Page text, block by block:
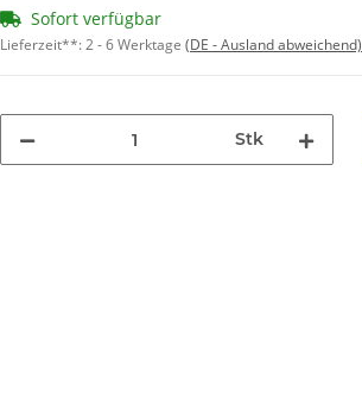
Sofort verfügbar
Lieferzeit**:2 - 6 Werktage (DE - Ausland abweichend)
Stk